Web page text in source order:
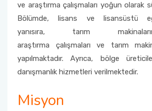
ve araştırma çalışmaları yoğun olarak
Bölümde, lisans ve lisansüstü
yanısıra, tarım
araştırma çalışmaları ve tarım
yapılmaktadır. Ayrıca, bölge
danışmanlık hizmetleri verilmektedir.
Misyon